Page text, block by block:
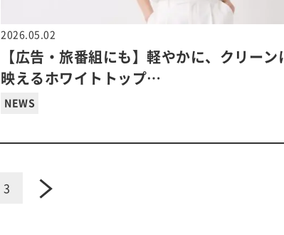
2026.05.02
【広告・旅番組にも】軽やかに、クリーン
映えるホワイトトップ…
NEWS
3 next